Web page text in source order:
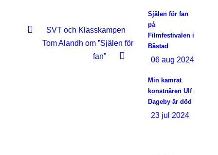
SVT och Klasskampen
Tom Alandh om ”Själen för
fan”
Själen för fan
på
Filmfestivalen i
Båstad
06 aug 2024
Min kamrat
konstnären Ulf
Dageby är död
23 jul 2024